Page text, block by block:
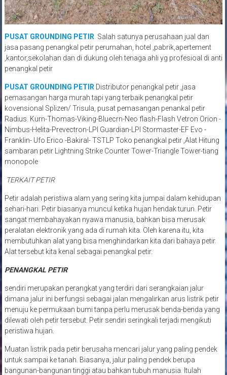
PUSAT GROUNDING PETIR Salah satunya perusahaan jual dan
jasa pasang penangkal petir perumahan, hotel ,pabrik,apertement
,kantor,sekolahan dan di dukung oleh tenaga ahli yg profesioal di anti
penangkal petir
PUSAT GROUNDING PETIR Distributor penangkal petir ,jasa
pemasangan harga murah tapi yang terbaik penangkal petir
kovensional Splizen/ Trisula, pusat pemasangan penankal petir
Radius. Kurn-Thomas-Viking-Bluecrn-Neo flash-Flash Vetron Orion -
Nimbus-Helita-Prevectron-LPI Guardian-LPI Stormaster-EF Evo -
Franklin- Ufo Erico -Bakiral- TSTLP Toko penangkal petir ,Alat Hitung
sambaran petir Lightning Strike Counter Tower-Triangle Tower-tiang
monopole
TERKAIT PETIR
Petir adalah peristiwa alam yang sering kita jumpai dalam kehidupan
sehari-hari. Petir biasanya muncul ketika hujan hendak turun. Petir
sangat membahayakan nyawa manusia, bahkan bisa merusak
peralatan elektronik yang ada di rumah kita. Oleh karena itu, kita
membutuhkan alat yang bisa menghindarkan kita dari bahaya petir.
Alat tersebut kita kenal sebagai penangkal petir.
PENANGKAL PETIR
sendiri merupakan perangkat yang terdiri dari serangkaian jalur
dimana jalur ini berfungsi sebagai jalan mengalirkan arus listrik petir
menuju ke permukaan bumi tanpa perlu merusak benda-benda yang
dilewati oleh petir tersebut. Petir sendiri seringkali terjadi mengikuti
peristiwa hujan.
Muatan listrik pada petir berusaha mencari jalur yang paling pendek
untuk sampai ke tanah. Biasanya, jalur paling pendek berupa
bangunan-bangunan tinggi atau bahkan tubuh manusia. Itulah